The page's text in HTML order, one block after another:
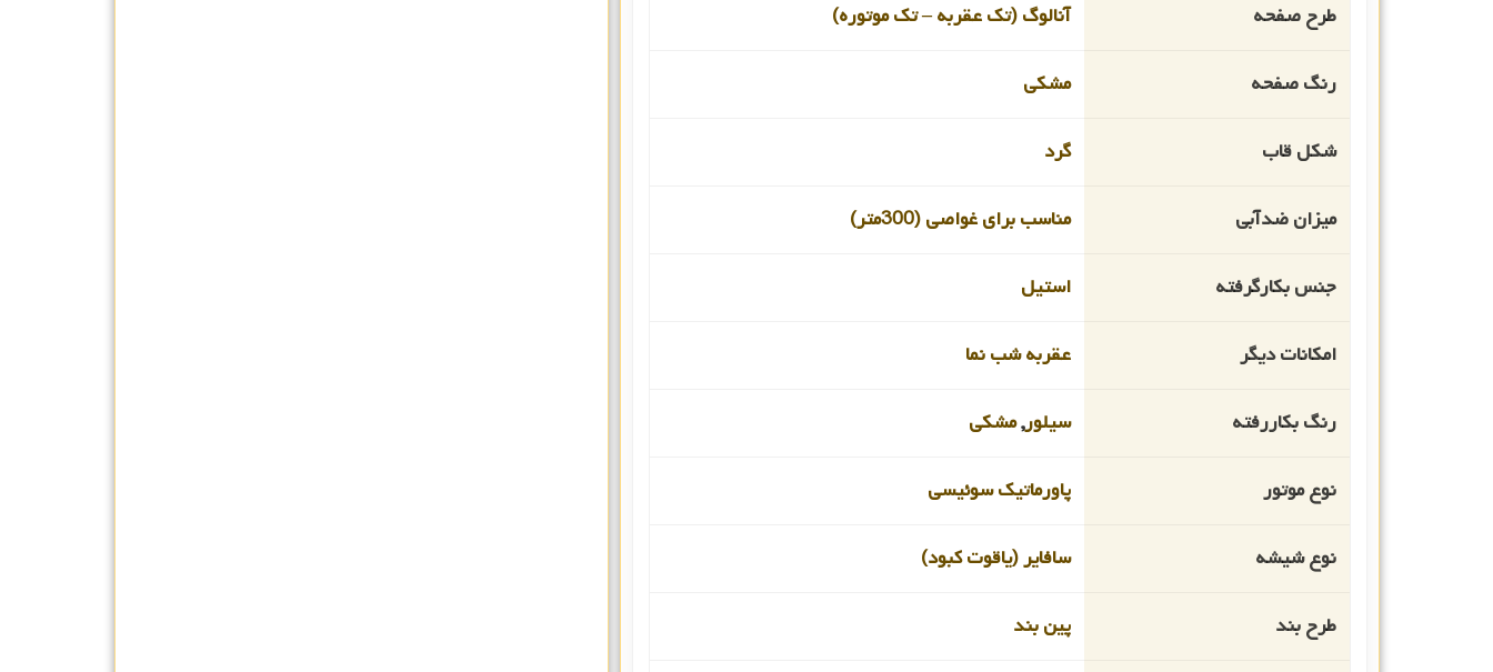
طرح صفحه آنالوگ (تک عقربه – تک موتوره)
رنگ صفحه مشکی
شکل قاب گرد
میزان ضدآبی مناسب برای غواصی (300متر)
جنس بکارگرفته استیل
امکانات دیگر عقربه شب نما
رنگ بکاررفته سیلور,مشکی
نوع موتور پاورماتیک سوئیسی
نوع شیشه سافایر (یاقوت کبود)
طرح بند پین بند